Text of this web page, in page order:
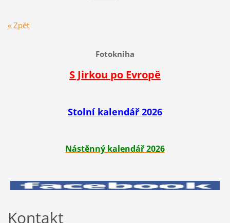
« Zpět
Fotokniha
S Jirkou po Evropě
Stolní kalendář 2026
Nástěnný kalendář 2026
Kontakt